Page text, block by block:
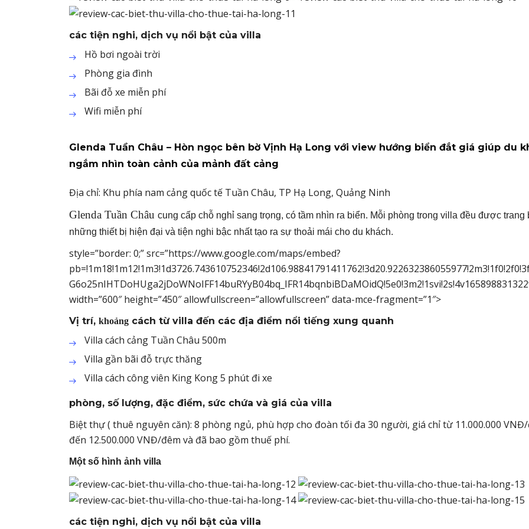
các tiện nghi, dịch vụ nổi bật của villa
Hồ bơi ngoài trời
Phòng gia đình
Bãi đỗ xe miễn phí
Wifi miễn phí
Glenda Tuần Châu – Hòn ngọc bên bờ Vịnh Hạ Long với view hướng biển đắt giá giúp du
ngắm nhìn toàn cảnh của mảnh đất cảng
Địa chỉ: Khu phía nam cảng quốc tế Tuần Châu, TP Hạ Long, Quảng Ninh
Glenda Tuần Châu cung cấp chỗ nghỉ sang trọng, có tầm nhìn ra biển. Mỗi phòng trong villa đều được trang
những thiết bị hiện đại và tiện nghi bậc nhất tạo ra sự thoải mái cho du khách.
style=”border: 0;” src=”https://www.google.com/maps/embed?
width=”600″ height=”450″ allowfullscreen=”allowfullscreen” data-mce-fragment=”1″>
Vị trí, khoảng cách từ villa đến các địa điểm nổi tiếng xung quanh
Villa cách cảng Tuần Châu 500m
Villa gần bãi đỗ trực thăng
Villa cách công viên King Kong 5 phút đi xe
phòng, số lượng, đặc điểm, sức chứa và giá của villa
Biệt thự ( thuê nguyên căn): 8 phòng ngủ, phù hợp cho đoàn tối đa 30 người, giá chỉ từ 11.000.000
đến 12.500.000 VNĐ/đêm và đã bao gồm thuế phí.
Một số hình ảnh villa
các tiện nghi, dịch vụ nổi bật của villa